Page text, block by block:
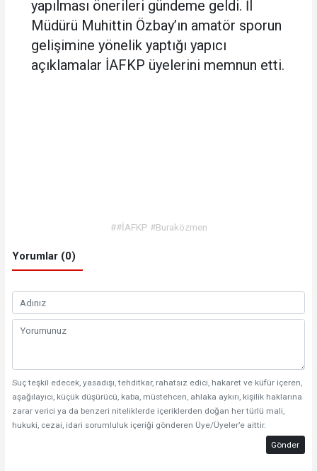
yapılması önerileri gündeme geldi. İl
Müdürü Muhittin Özbay’ın amatör sporun
gelişimine yönelik yaptığı yapıcı
açıklamalar İAFKP üyelerini memnun etti.
##İAFKP #Buraközmen
Yorumlar (0)
Suç teşkil edecek, yasadışı, tehditkar, rahatsız edici, hakaret ve küfür içeren,
aşağılayıcı, küçük düşürücü, kaba, müstehcen, ahlaka aykırı, kişilik haklarına
zarar verici ya da benzeri niteliklerde içeriklerden doğan her türlü mali,
hukuki, cezai, idari sorumluluk içeriği gönderen Üye/Üyeler’e aittir.
Gönder